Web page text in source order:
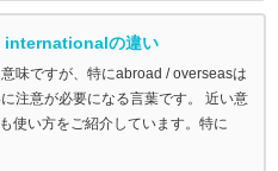
の違い
味ですが、特にabroad / overseasは
注意が必要になる言葉です。 近い意
使い方をご紹介しています。特に